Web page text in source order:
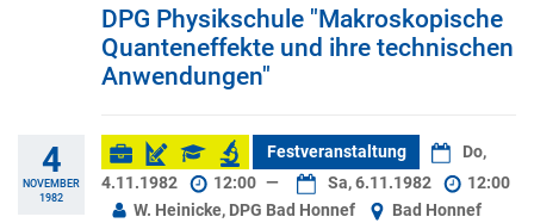
DPG Physikschule "Makroskopische
Quanteneffekte und ihre technischen
Anwendungen"
4
NOVEMBER
1982
Festveranstaltung
Do,
4.11.1982
12:00 — Sa, 6.11.1982
12:00
W. Heinicke, DPG Bad Honnef
Bad Honnef